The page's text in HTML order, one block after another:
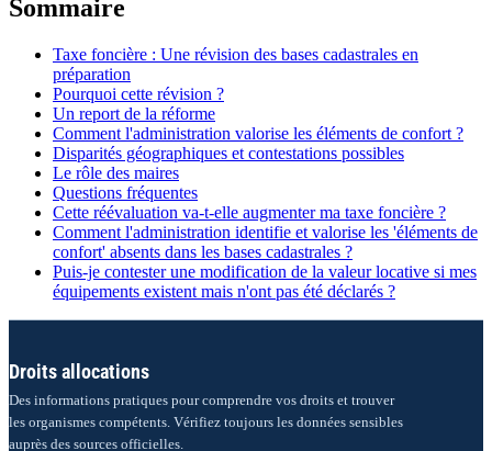
Sommaire
Taxe foncière : Une révision des bases cadastrales en
préparation
Pourquoi cette révision ?
Un report de la réforme
Comment l'administration valorise les éléments de confort ?
Disparités géographiques et contestations possibles
Le rôle des maires
Questions fréquentes
Cette réévaluation va-t-elle augmenter ma taxe foncière ?
Comment l'administration identifie et valorise les 'éléments de
confort' absents dans les bases cadastrales ?
Puis-je contester une modification de la valeur locative si mes
équipements existent mais n'ont pas été déclarés ?
Droits allocations
Des informations pratiques pour comprendre vos droits et trouver
les organismes compétents. Vérifiez toujours les données sensibles
auprès des sources officielles.